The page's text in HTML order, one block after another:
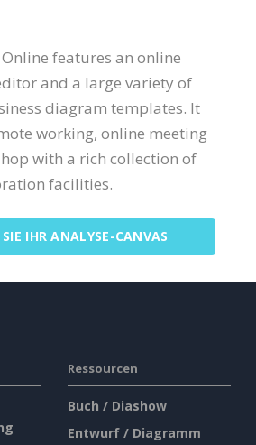
features an online
and a large variety of
diagram templates. It
working, online meeting
with a rich collection of
facilities.
IHR ANALYSE-CANVAS
Ressourcen
Buch / Diashow
Entwurf / Diagramm